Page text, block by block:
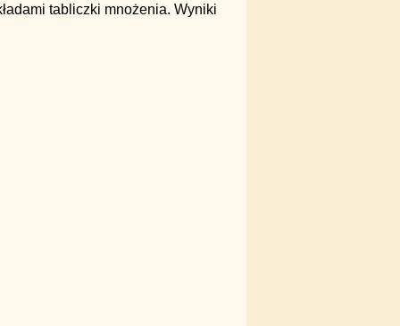
tabliczki mnożenia. Wyniki